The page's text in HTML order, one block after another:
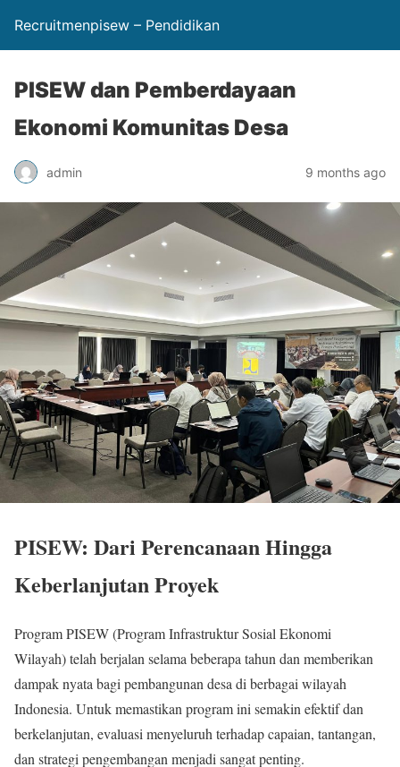
Recruitmenpisew – Pendidikan
PISEW dan Pemberdayaan
Ekonomi Komunitas Desa
admin 9 months ago
PISEW: Dari Perencanaan Hingga
Keberlanjutan Proyek
Program PISEW (Program Infrastruktur Sosial Ekonomi
Wilayah) telah berjalan selama beberapa tahun dan memberikan
dampak nyata bagi pembangunan desa di berbagai wilayah
Indonesia. Untuk memastikan program ini semakin efektif dan
berkelanjutan, evaluasi menyeluruh terhadap capaian, tantangan,
dan strategi pengembangan menjadi sangat penting.